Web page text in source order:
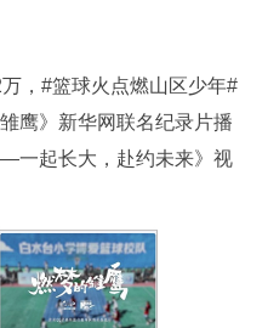
，#篮球火点燃山区少年#
鹰》新华网联名纪录片播
一起长大，赴约未来》视